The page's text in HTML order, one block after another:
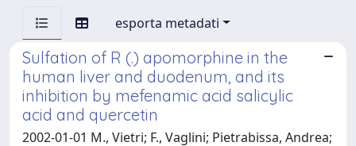
esporta metadati
Sulfation of R (.) apomorphine in the
human liver and duodenum, and its
inhibition by mefenamic acid salicylic
acid and quercetin
2002-01-01 M., Vietri; F., Vaglini; Pietrabissa, Andrea;